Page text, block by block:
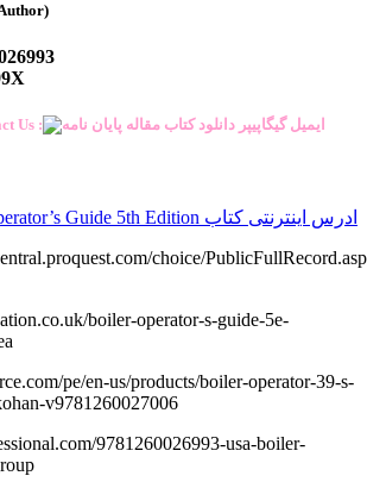
Us :
ادرس اینترنتی کتاب Boiler Operator’s Guide 5th Edition
choice/
boiler-operator-s-guide-5e-
pe/en-us/products/boiler-operator-39-s-
v9781260027006
9781260026993-usa-boiler-